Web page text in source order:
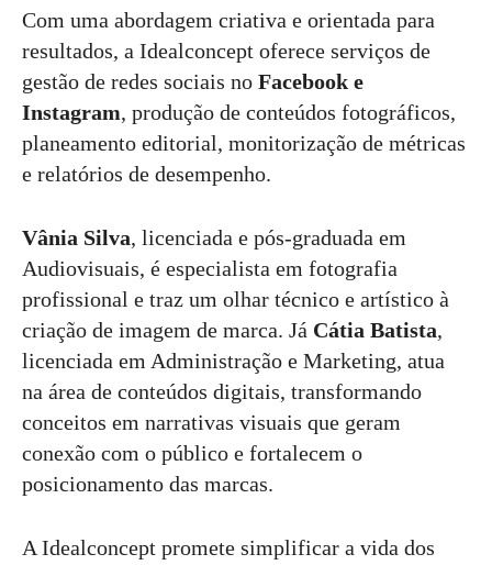
Com uma abordagem criativa e orientada para
resultados, a Idealconcept oferece serviços de
gestão de redes sociais no Facebook e
Instagram, produção de conteúdos fotográficos,
planeamento editorial, monitorização de métricas
e relatórios de desempenho.
Vânia Silva, licenciada e pós-graduada em
Audiovisuais, é especialista em fotografia
profissional e traz um olhar técnico e artístico à
criação de imagem de marca. Já Cátia Batista,
licenciada em Administração e Marketing, atua
na área de conteúdos digitais, transformando
conceitos em narrativas visuais que geram
conexão com o público e fortalecem o
posicionamento das marcas.
A Idealconcept promete simplificar a vida dos